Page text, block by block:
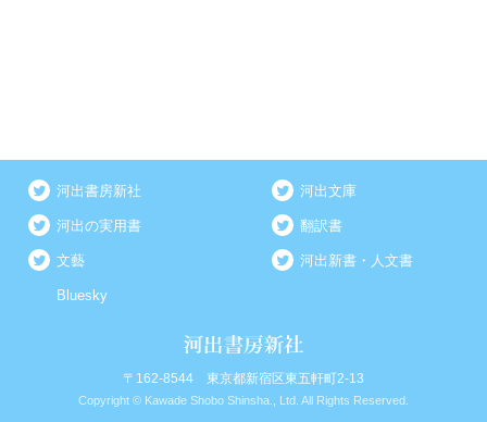
河出書房新社 河出文庫
河出の実用書 翻訳書
文藝 河出新書・人文書
Bluesky
〒162-8544 東京都新宿区東五軒町2-13
Copyright © Kawade Shobo Shinsha., Ltd. All Rights Reserved.